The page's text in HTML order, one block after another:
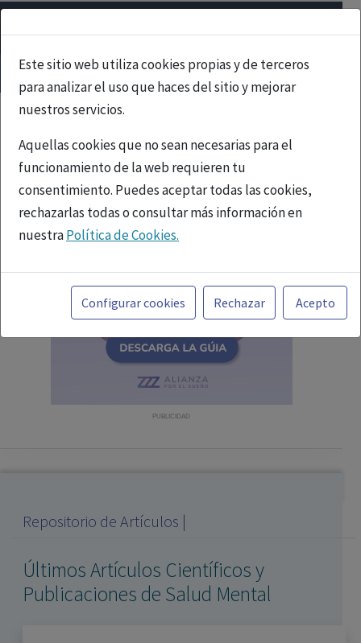
Este sitio web utiliza cookies propias y de terceros
para analizar el uso que haces del sitio y mejorar
nuestros servicios.
Aquellas cookies que no sean necesarias para el
funcionamiento de la web requieren tu
consentimiento. Puedes aceptar todas las cookies,
rechazarlas todas o consultar más información en
nuestraPolítica de Cookies.
Toda la información incluida en la Página Web está
referida a productos del mercado español y, por
tanto, dirigida a profesionales sanitarios legalmente
facultados para prescribir o dispensar medicamentos
con ejercicio profesional. La información técnica de los
fármacos se facilita a título meramente informativo,
Configurar cookies Rechazar Acepto
PUBLICIDAD
Repositorio de Artículos |
Últimos Artículos Científicos y
Publicaciones de Salud Mental